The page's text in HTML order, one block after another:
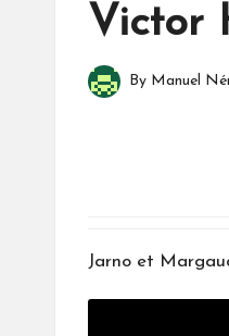
Victor
Posted
By Manuel
Jarno et